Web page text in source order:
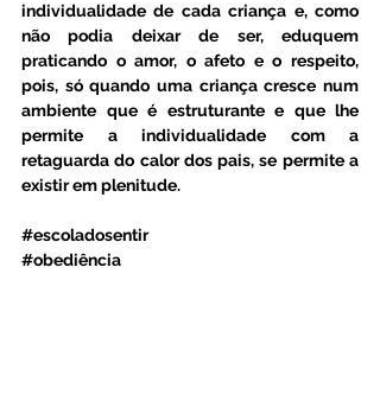
individualidade de cada criança e, como
não podia deixar de ser, eduquem
praticando o amor, o afeto e o respeito,
pois, só quando uma criança cresce num
ambiente que é estruturante e que lhe
permite a individualidade com a
retaguarda do calor dos pais, se permite a
existir em plenitude.
#escoladosentir
#obediência